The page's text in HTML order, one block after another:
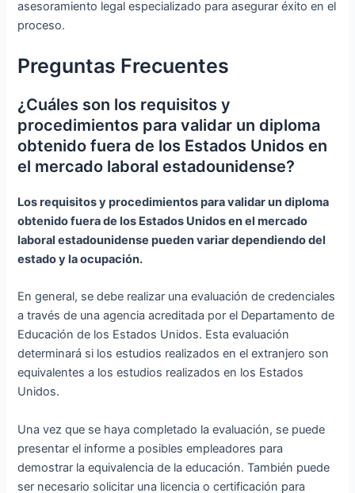
asesoramiento legal especializado para asegurar éxito en el
proceso.
Preguntas Frecuentes
¿Cuáles son los requisitos y
procedimientos para validar un diploma
obtenido fuera de los Estados Unidos en
el mercado laboral estadounidense?
Los requisitos y procedimientos para validar un diploma
obtenido fuera de los Estados Unidos en el mercado
laboral estadounidense pueden variar dependiendo del
estado y la ocupación.
En general, se debe realizar una evaluación de credenciales
a través de una agencia acreditada por el Departamento de
Educación de los Estados Unidos. Esta evaluación
determinará si los estudios realizados en el extranjero son
equivalentes a los estudios realizados en los Estados
Unidos.
Una vez que se haya completado la evaluación, se puede
presentar el informe a posibles empleadores para
demostrar la equivalencia de la educación. También puede
ser necesario solicitar una licencia o certificación para